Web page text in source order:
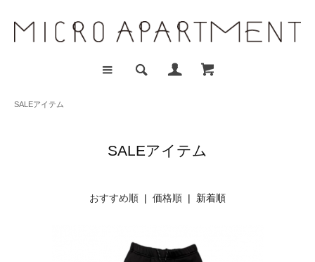
SALEアイテム
SALEアイテム
おすすめ順 | 価格順 | 新着順